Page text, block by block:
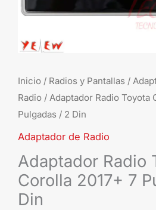
Inicio / Radios y Pantallas /
Radio / Adaptador Radio Toyota
Pulgadas / 2 Din
Adaptador de Radio
Adaptador Radio
Corolla 2017+ 7
Din
Din
cantidad